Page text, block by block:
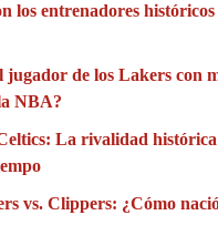
los entrenadores
jugador de los Lakers con
NBA?
La rivalidad
vs. Clippers: ¿Cómo